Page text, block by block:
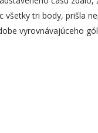
všetky tri body, prišla
vyrovnávajúceho